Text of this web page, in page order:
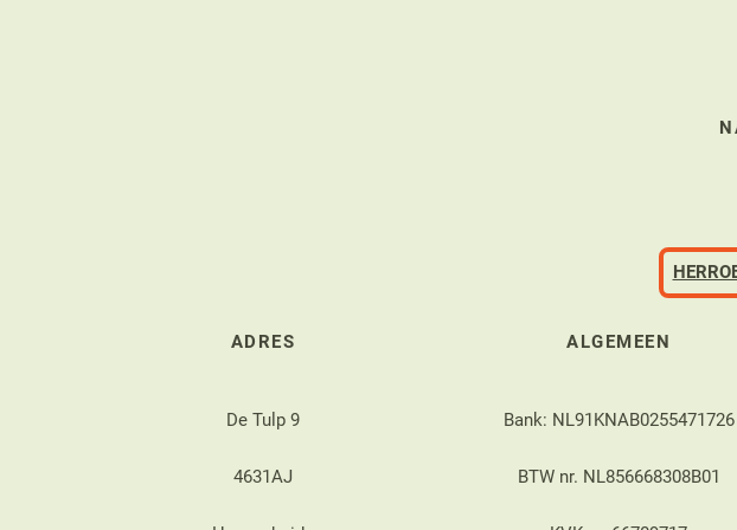
ADRES
De Tulp 9
4631AJ
ALGEMEEN
Bank: NL91KNAB0255471726
BTW nr. NL856668308B01